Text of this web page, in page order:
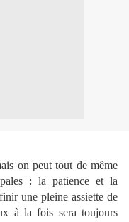
on peut tout de même
: la patience et la
une pleine assiette de
à la fois sera toujours